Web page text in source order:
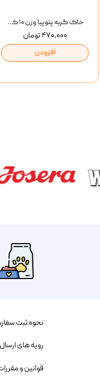
خاک گربه پتوپیا وزن ۱۰ کیلوگرم
۴۷۰,۰۰۰ تومان
افزودن
نحوه ثبت
رویه های
قوانین و